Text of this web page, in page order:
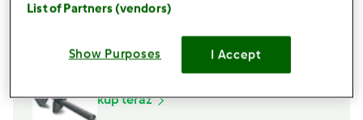
Akcesoria, których potrzebujesz
kup teraz
List of Partners (vendors)
Show Purposes I Accept